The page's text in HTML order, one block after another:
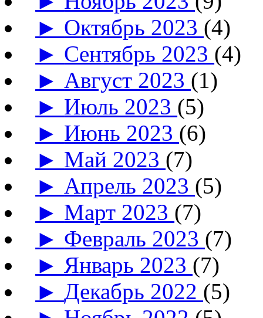
► Октябрь 2023 (4)
► Сентябрь 2023 (4)
► Август 2023 (1)
► Июль 2023 (5)
► Июнь 2023 (6)
► Май 2023 (7)
► Апрель 2023 (5)
► Март 2023 (7)
► Февраль 2023 (7)
► Январь 2023 (7)
►Декабрь 2022 (5)